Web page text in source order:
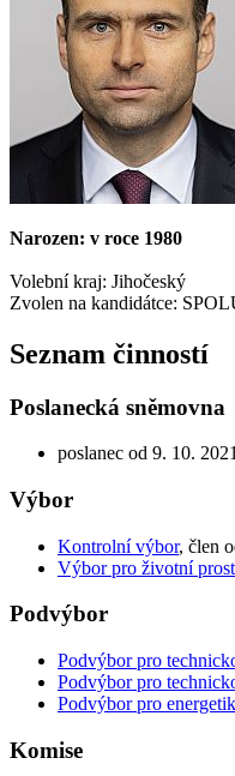
Narozen: v roce 1980
Volební kraj: Jihočeský
Zvolen na kandidátce:
Seznam činností
Poslanecká sněmovna
poslanec od 9. 10.
Výbor
Kontrolní výbor, člen
Výbor pro životní
Podvýbor
Podvýbor pro
Podvýbor pro
Podvýbor pro
Komise